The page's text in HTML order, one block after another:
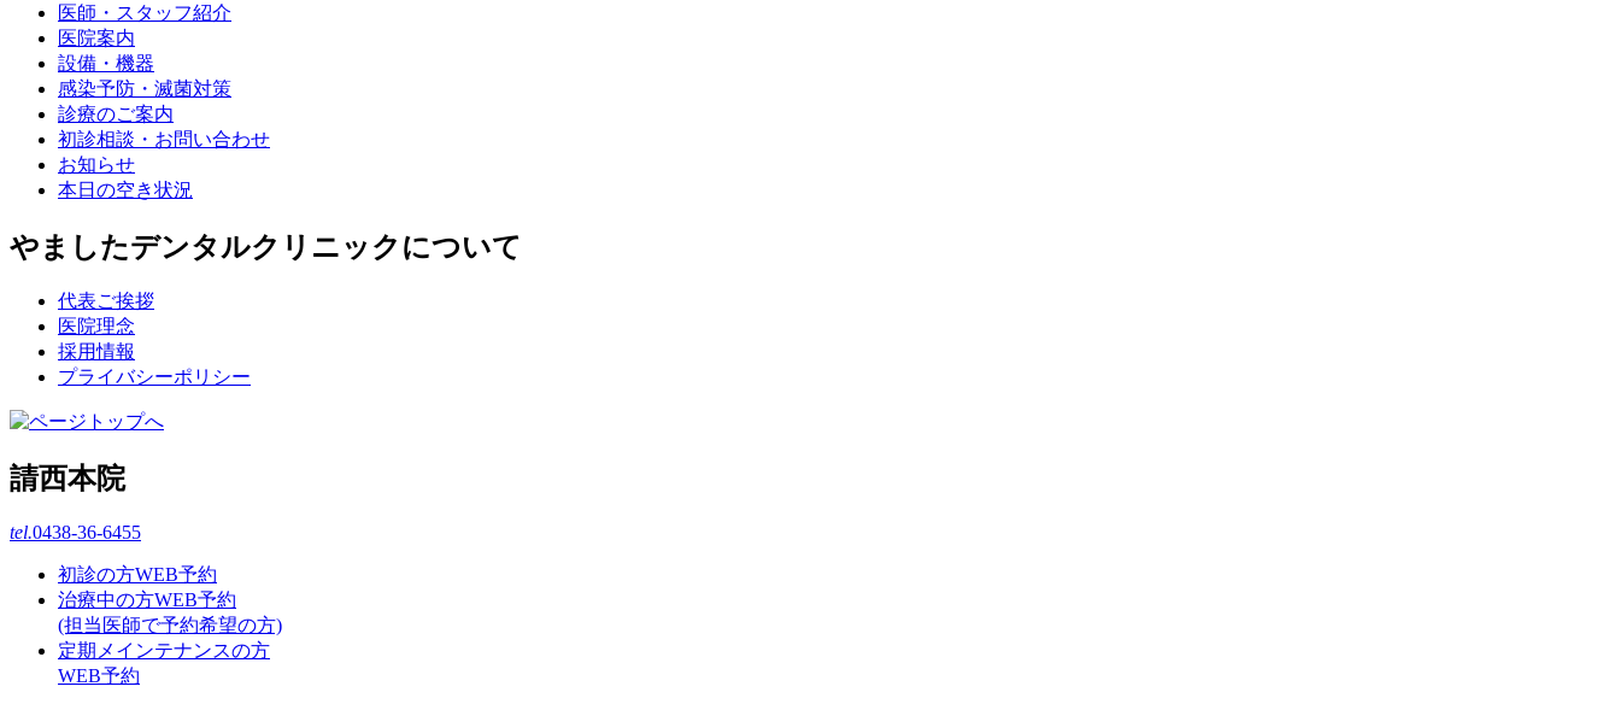
医師・スタッフ紹介
医院案内
設備・機器
感染予防・滅菌対策
診療のご案内
初診相談・お問い合わせ
お知らせ
本日の空き状況
やましたデンタルクリニックについて
代表ご挨拶
医院理念
採用情報
プライバシーポリシー
請西本院
tel.0438-36-6455
初診の方WEB予約
治療中の方WEB予約
(担当医師で予約希望の方)
定期メインテナンスの方
WEB予約